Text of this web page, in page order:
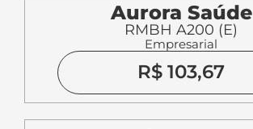
Aurora Saúde
RMBH A200 (E)
Empresarial
R$ 103,67